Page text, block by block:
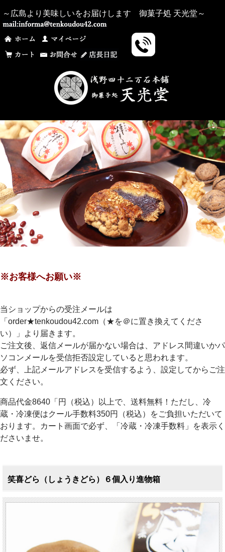
～広島より美味しいをお届けします 御菓子処 天光堂～
※お客様へお願い※
当ショップからの受注メールは
「order★tenkoudou42.com（★を＠に置き換えてくださ
い）」より届きます。
ご注文後、返信メールが届かない場合は、アドレス間違いかパ
ソコンメールを受信拒否設定していると思われます。
必ず、上記メールアドレスを受信するよう、設定してからご注
文ください。
商品代金8640「円（税込）以上で、送料無料！ただし、冷
蔵・冷凍便はクール手数料350円（税込）をご負担いただいて
おります。カート画面で必ず、「冷蔵・冷凍手数料」を表示く
ださいませ。
笑喜どら（しょうきどら）６個入り進物箱